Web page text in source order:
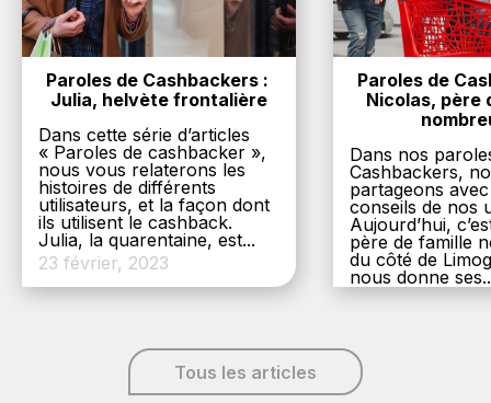
Paroles de Cashbackers :
Julia, helvète frontalière
Dans cette série d’articles
« Paroles de cashbacker »,
nous vous relaterons les
histoires de différents
utilisateurs, et la façon dont
ils utilisent le cashback.
Julia, la quarentaine, est...
23 février, 2023
Paroles de
Nicolas, père
Dans nos
Cashbackers,
partageons
conseils de nos
Aujourd’hui,
père de famille
du côté de
nous donne
Tous les articles